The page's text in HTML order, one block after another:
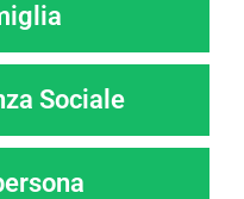
Sociale